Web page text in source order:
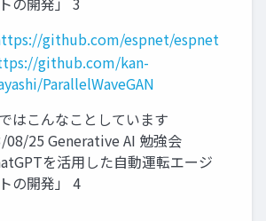
github.com/espnet/espnet
github.com/kan-
ParallelWaveGAN
はこんなことしています
08/25 Generative AI 勉強会
を活用した自動運転エージ
の開発」 4